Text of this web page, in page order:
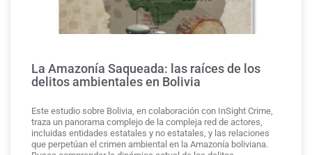
La Amazonía Saqueada: las raíces de los
delitos ambientales en Bolivia
Este estudio sobre Bolivia, en colaboración con InSight Crime,
traza un panorama complejo de la compleja red de actores,
incluidas entidades estatales y no estatales, y las relaciones
que perpetúan el crimen ambiental en la Amazonía boliviana.